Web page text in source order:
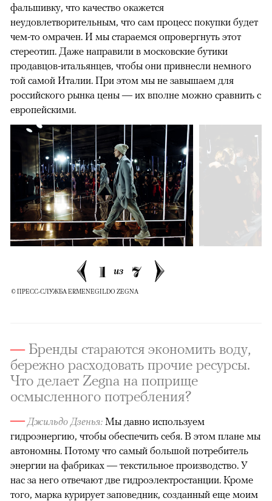
фальшивку, что качество окажется
неудовлетворительным, что сам процесс покупки будет
чем-то омрачен. И мы стараемся опровергнуть этот
стереотип. Даже направили в московские бутики
продавцов-итальянцев, чтобы они привнесли немного
той самой Италии. При этом мы не завышаем для
российского рынка цены — их вполне можно сравнить с
европейскими.
1 из 7
© ПРЕСС-СЛУЖБА ERMENEGILDO ZEGNA
—Бренды стараются экономить воду,
бережно расходовать прочие ресурсы.
Что делает Zegna на поприще
осмысленного потребления?
— Джильдо Дзенья: Мы давно используем
гидроэнергию, чтобы обеспечить себя. В этом плане мы
автономны. Потому что самый большой потребитель
энергии на фабриках — текстильное производство. У
нас за него отвечают две гидроэлектростанции. Кроме
того, марка курирует заповедник, созданный еще моим